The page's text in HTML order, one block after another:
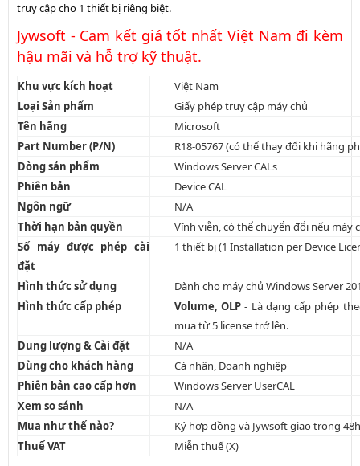
truy cập cho 1 thiết bị riêng biệt.
Jywsoft - Cam kết giá tốt nhất Việt Nam đi kèm
hậu mãi và hỗ trợ kỹ thuật.
Khu vực kích hoạt
Việt Nam
Loại Sản phẩm
Giấy phép truy cập máy chủ
Tên hãng
Microsoft
Part Number (P/N)
R18-05767 (có thể thay đổi khi hãng
Dòng sản phẩm
Windows Server CALs
Phiên bản
Device CAL
Ngôn ngữ
N/A
Thời hạn bản quyền
Vĩnh viễn, có thể chuyển đổi nếu máy
Số máy được phép cài
đặt
1 thiết bị (1 Installation per Device
Hình thức sử dụng
Dành cho máy chủ Windows Server
Hình thức cấp phép
Volume, OLP - Là dạng cấp phép
mua từ 5 license trở lên.
Dung lượng & Cài đặt
N/A
Dùng cho khách hàng
Cá nhân, Doanh nghiệp
Phiên bản cao cấp hơn
Windows Server UserCAL
Xem so sánh
N/A
Mua như thế nào?
Ký hợp đồng và Jywsoft giao trong
Thuế VAT
Miễn thuế (X)